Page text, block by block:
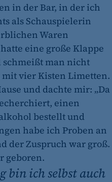
in der Bar, in der ich
als Schauspielerin
Waren
eine große Klappe
schmeißt man nicht
mit vier Kisten Limetten.
und dachte mir: „Da
einen
bestellt und
habe ich Proben an
der Zuspruch war groß.
geboren.
bin ich selbst auch